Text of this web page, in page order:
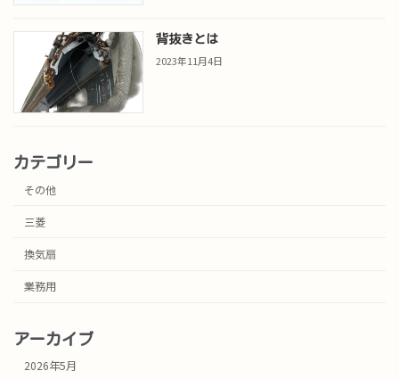
背抜きとは
2023年11月4日
カテゴリー
その他
三菱
換気扇
業務用
アーカイブ
2026年5月